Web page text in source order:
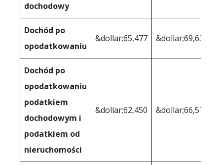
dochodowy
Dochód po
opodatkowaniu
&dollar;65,477 &dollar;69,632
Dochód po
opodatkowaniu
podatkiem
dochodowym i
podatkiem od
nieruchomości
&dollar;62,450 &dollar;66,575